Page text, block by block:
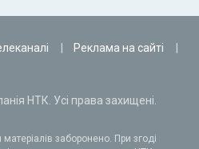
Реклама на сайті
НТК. Усі права захищені.
заборонено. При згоді